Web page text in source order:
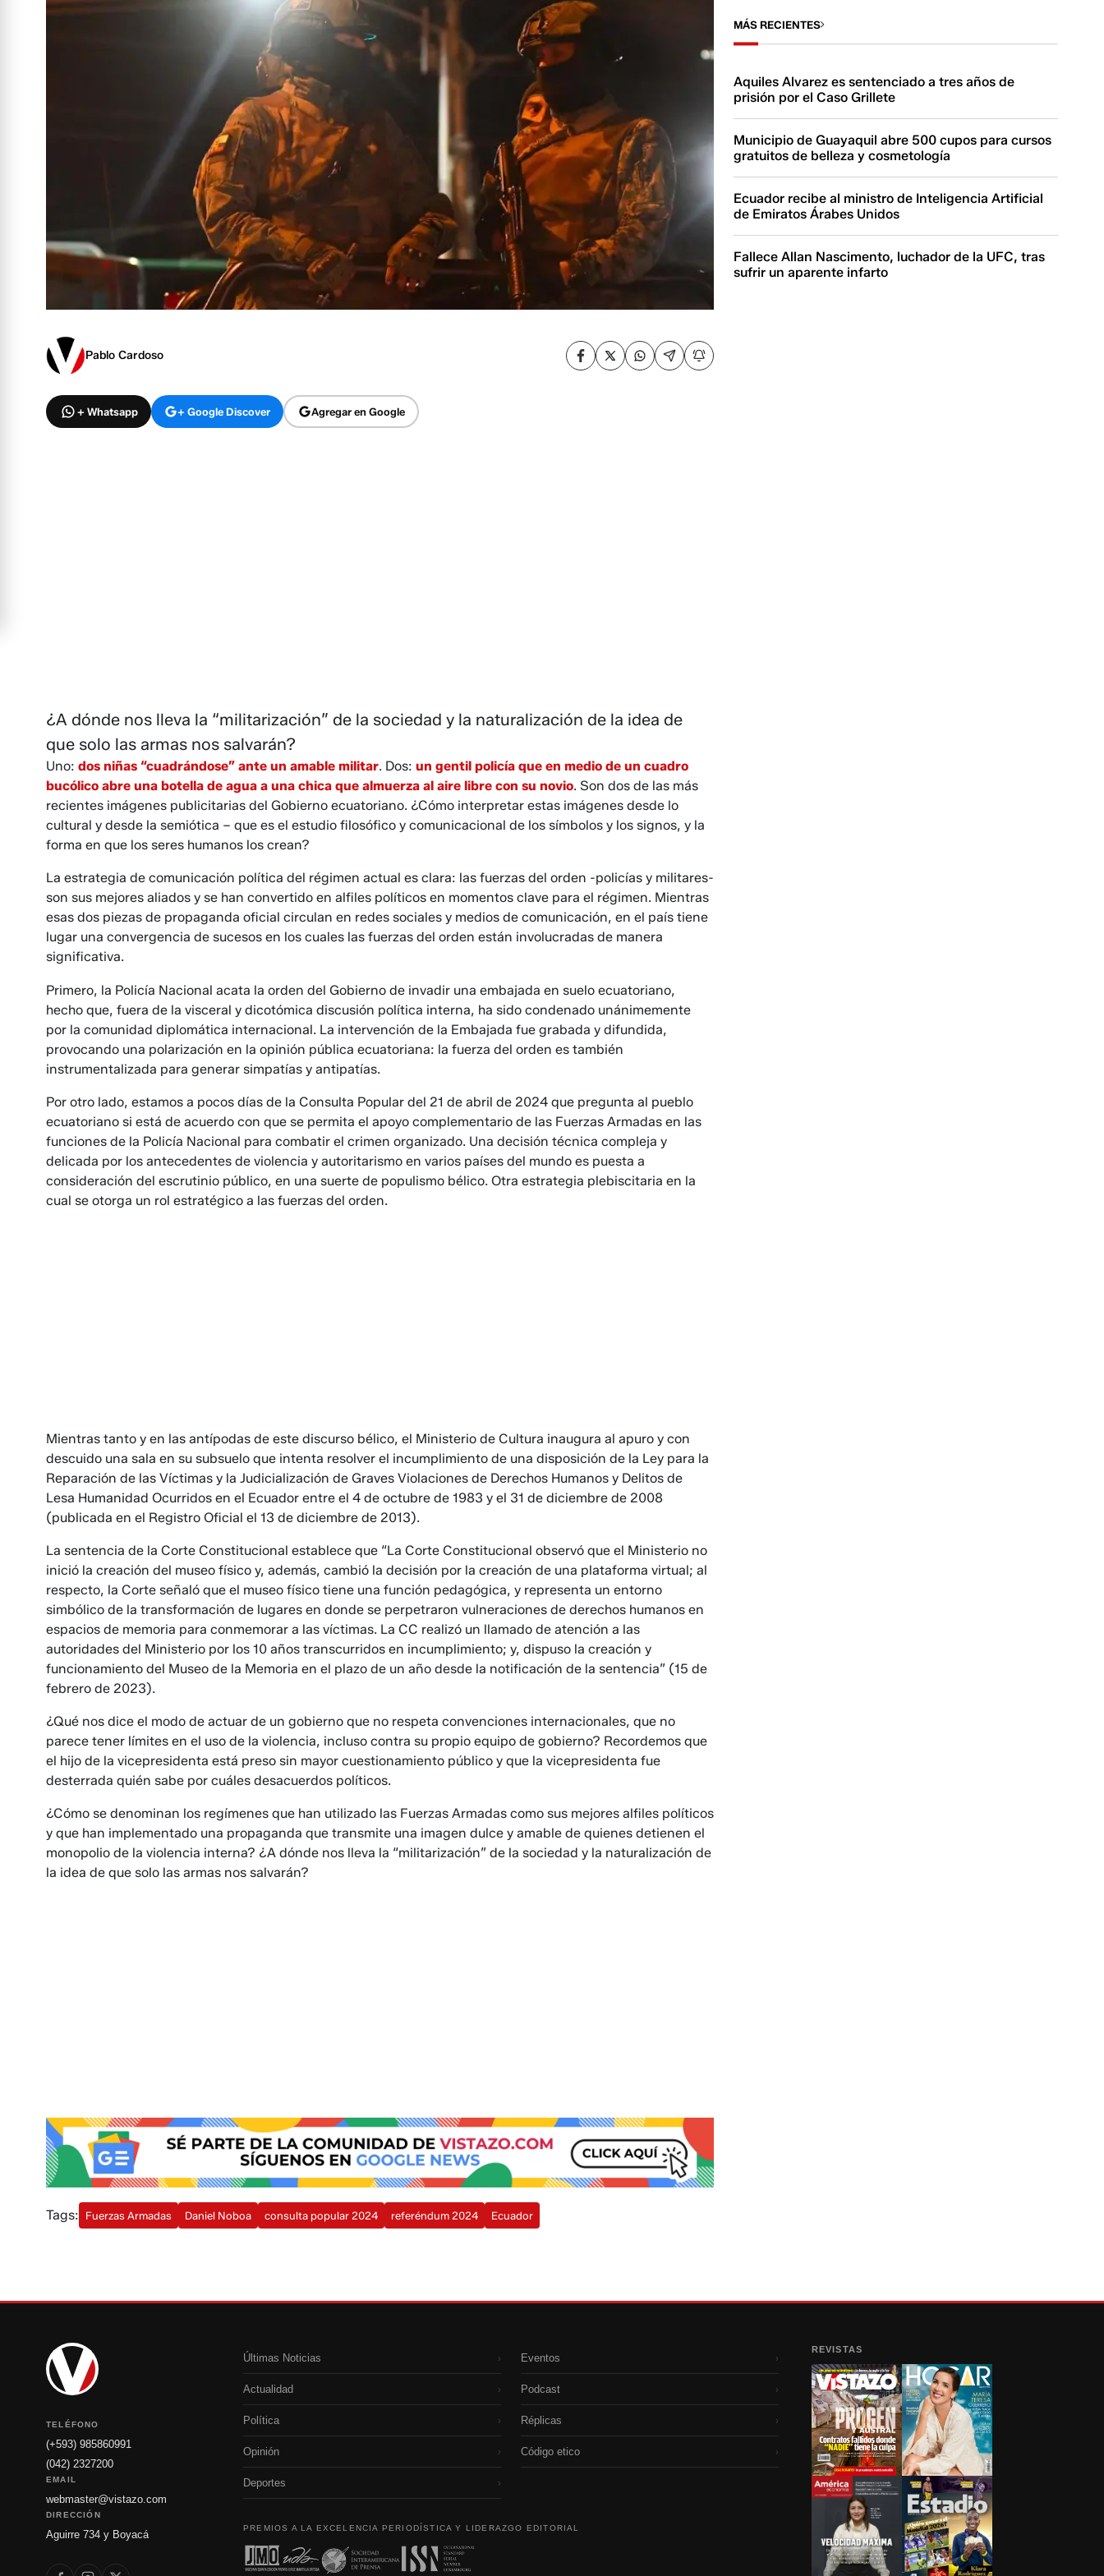
Pablo Cardoso
+ Whatsapp + Google Discover Agregar en Google
¿A dónde nos lleva la “militarización” de la sociedad y la naturalización de la idea de
que solo las armas nos salvarán?
Uno: dos niñas “cuadrándose” ante un amable militar. Dos: un gentil policía que en medio de un cuadro
bucólico abre una botella de agua a una chica que almuerza al aire libre con su novio. Son dos de las más
recientes imágenes publicitarias del Gobierno ecuatoriano. ¿Cómo interpretar estas imágenes desde lo
cultural y desde la semiótica – que es el estudio filosófico y comunicacional de los símbolos y los signos, y la
forma en que los seres humanos los crean?
La estrategia de comunicación política del régimen actual es clara: las fuerzas del orden -policías y militares-
son sus mejores aliados y se han convertido en alfiles políticos en momentos clave para el régimen. Mientras
esas dos piezas de propaganda oficial circulan en redes sociales y medios de comunicación, en el país tiene
lugar una convergencia de sucesos en los cuales las fuerzas del orden están involucradas de manera
significativa.
Primero, la Policía Nacional acata la orden del Gobierno de invadir una embajada en suelo ecuatoriano,
hecho que, fuera de la visceral y dicotómica discusión política interna, ha sido condenado unánimemente
por la comunidad diplomática internacional. La intervención de la Embajada fue grabada y difundida,
provocando una polarización en la opinión pública ecuatoriana: la fuerza del orden es también
instrumentalizada para generar simpatías y antipatías.
Por otro lado, estamos a pocos días de la Consulta Popular del 21 de abril de 2024 que pregunta al pueblo
ecuatoriano si está de acuerdo con que se permita el apoyo complementario de las Fuerzas Armadas en las
funciones de la Policía Nacional para combatir el crimen organizado. Una decisión técnica compleja y
delicada por los antecedentes de violencia y autoritarismo en varios países del mundo es puesta a
consideración del escrutinio público, en una suerte de populismo bélico. Otra estrategia plebiscitaria en la
cual se otorga un rol estratégico a las fuerzas del orden.
Mientras tanto y en las antípodas de este discurso bélico, el Ministerio de Cultura inaugura al apuro y con
descuido una sala en su subsuelo que intenta resolver el incumplimiento de una disposición de la Ley para la
Reparación de las Víctimas y la Judicialización de Graves Violaciones de Derechos Humanos y Delitos de
Lesa Humanidad Ocurridos en el Ecuador entre el 4 de octubre de 1983 y el 31 de diciembre de 2008
(publicada en el Registro Oficial el 13 de diciembre de 2013).
La sentencia de la Corte Constitucional establece que “La Corte Constitucional observó que el Ministerio no
inició la creación del museo físico y, además, cambió la decisión por la creación de una plataforma virtual; al
respecto, la Corte señaló que el museo físico tiene una función pedagógica, y representa un entorno
simbólico de la transformación de lugares en donde se perpetraron vulneraciones de derechos humanos en
espacios de memoria para conmemorar a las víctimas. La CC realizó un llamado de atención a las
autoridades del Ministerio por los 10 años transcurridos en incumplimiento; y, dispuso la creación y
funcionamiento del Museo de la Memoria en el plazo de un año desde la notificación de la sentencia” (15 de
febrero de 2023).
¿Qué nos dice el modo de actuar de un gobierno que no respeta convenciones internacionales, que no
parece tener límites en el uso de la violencia, incluso contra su propio equipo de gobierno? Recordemos que
el hijo de la vicepresidenta está preso sin mayor cuestionamiento público y que la vicepresidenta fue
desterrada quién sabe por cuáles desacuerdos políticos.
¿Cómo se denominan los regímenes que han utilizado las Fuerzas Armadas como sus mejores alfiles políticos
y que han implementado una propaganda que transmite una imagen dulce y amable de quienes detienen el
monopolio de la violencia interna? ¿A dónde nos lleva la “militarización” de la sociedad y la naturalización de
la idea de que solo las armas nos salvarán?
Tags: Fuerzas Armadas Daniel Noboa consulta popular 2024 referéndum 2024 Ecuador
MÁS RECIENTES
Aquiles Alvarez es sentenciado a tres años de
prisión por el Caso Grillete
Municipio de Guayaquil abre 500 cupos para cursos
gratuitos de belleza y cosmetología
Ecuador recibe al ministro de Inteligencia Artificial
de Emiratos Árabes Unidos
Fallece Allan Nascimento, luchador de la UFC, tras
sufrir un aparente infarto
TELÉFONO
(+593) 985860991
(042) 2327200
EMAIL
webmaster@vistazo.com
DIRECCIÓN
Aguirre 734 y Boyacá
Últimas Noticias ›
Actualidad ›
Política ›
Opinión ›
Deportes ›
Eventos ›
Podcast ›
Réplicas ›
Código etico ›
PREMIOS A LA EXCELENCIA PERIODÍSTICA Y LIDERAZGO EDITORIAL
REVISTAS